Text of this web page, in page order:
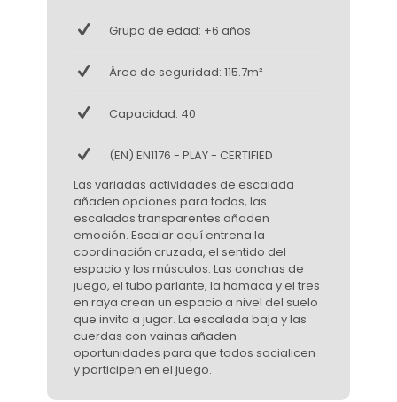
Grupo de edad: +6 años
Área de seguridad: 115.7m²
Capacidad: 40
(EN) EN1176 - PLAY - CERTIFIED
Las variadas actividades de escalada
añaden opciones para todos, las
escaladas transparentes añaden
emoción. Escalar aquí entrena la
coordinación cruzada, el sentido del
espacio y los músculos. Las conchas de
juego, el tubo parlante, la hamaca y el tres
en raya crean un espacio a nivel del suelo
que invita a jugar. La escalada baja y las
cuerdas con vainas añaden
oportunidades para que todos socialicen
y participen en el juego.